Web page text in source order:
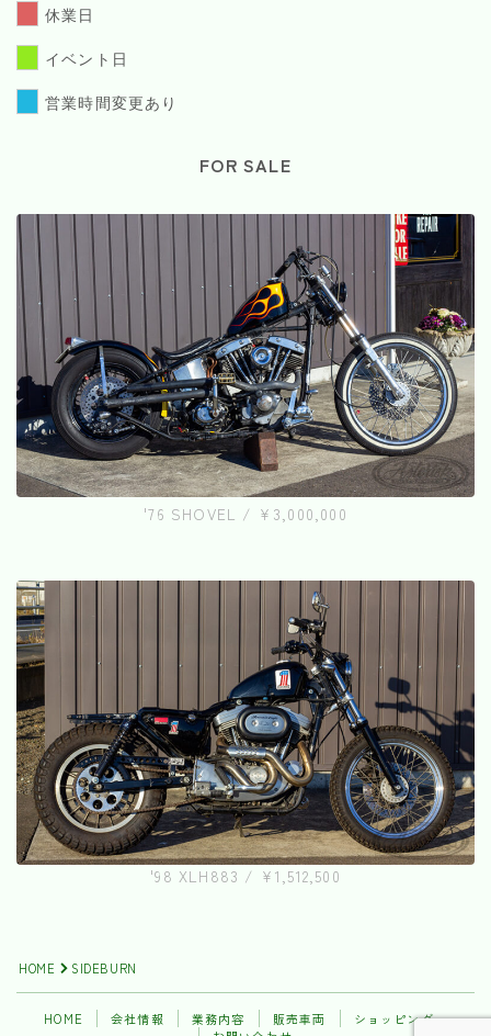
休業日
イベント日
営業時間変更あり
FOR SALE
'76 SHOVEL / ¥3,000,000
'98 XLH883 / ¥1,512,500
HOME SIDEBURN
HOME 会社情報 業務内容 販売車両
ショッピング